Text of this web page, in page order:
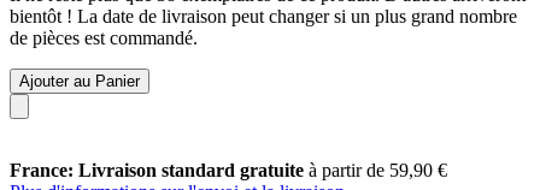
bientôt ! La date de livraison peut changer si un plus grand nombre
de pièces est commandé.
Ajouter au Panier
France: Livraison standard gratuite à partir de 59,90 €